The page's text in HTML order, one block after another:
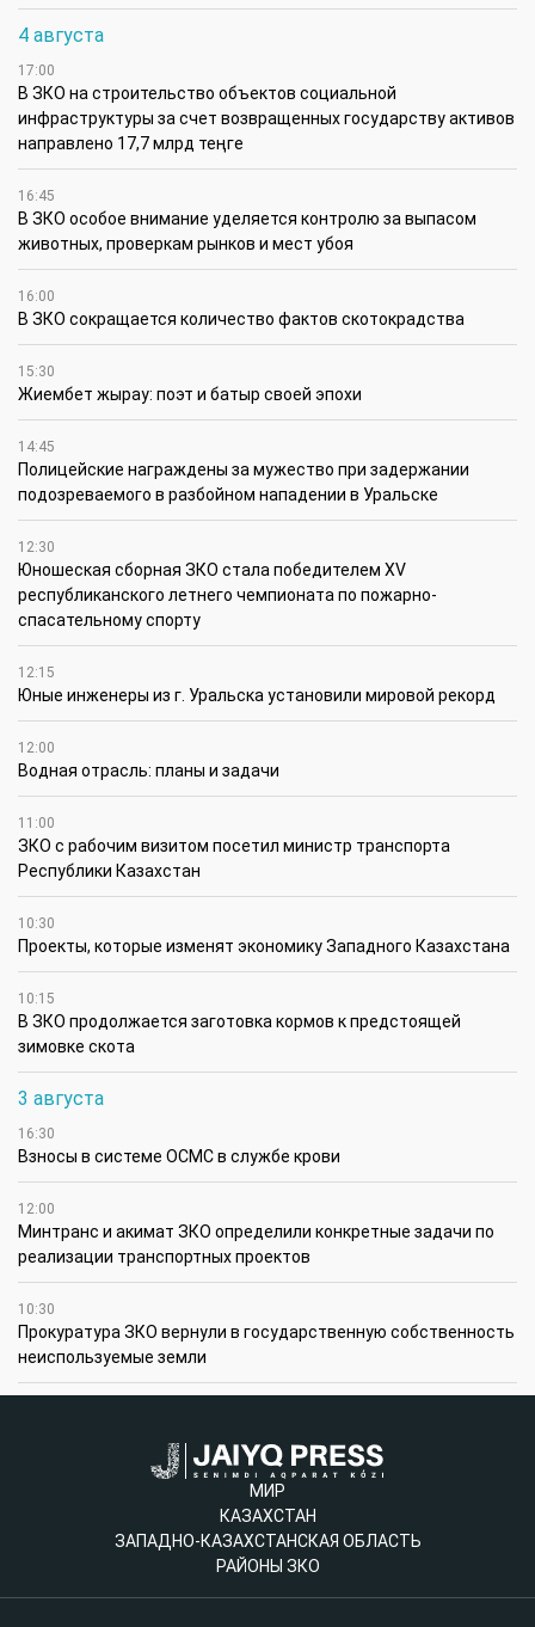
4 августа
17:00
В ЗКО на строительство объектов социальной
инфраструктуры за счет возвращенных государству активов
направлено 17,7 млрд теңге
16:45
В ЗКО особое внимание уделяется контролю за выпасом
животных, проверкам рынков и мест убоя
16:00
В ЗКО сокращается количество фактов скотокрадства
15:30
Жиембет жырау: поэт и батыр своей эпохи
14:45
Полицейские награждены за мужество при задержании
подозреваемого в разбойном нападении в Уральске
12:30
Юношеская сборная ЗКО стала победителем XV
республиканского летнего чемпионата по пожарно-
спасательному спорту
12:15
Юные инженеры из г. Уральска установили мировой рекорд
12:00
Водная отрасль: планы и задачи
11:00
ЗКО с рабочим визитом посетил министр транспорта
Республики Казахстан
10:30
Проекты, которые изменят экономику Западного Казахстана
10:15
В ЗКО продолжается заготовка кормов к предстоящей
зимовке скота
3 августа
16:30
Взносы в системе ОСМС в службе крови
12:00
Минтранс и акимат ЗКО определили конкретные задачи по
реализации транспортных проектов
10:30
Прокуратура ЗКО вернули в государственную собственность
неиспользуемые земли
МИР
КАЗАХСТАН
ЗАПАДНО-КАЗАХСТАНСКАЯ ОБЛАСТЬ
РАЙОНЫ ЗКО